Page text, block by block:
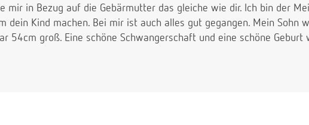
mir in Bezug auf die Gebärmutter das gleiche wie dir. Ich bin der
dein Kind machen. Bei mir ist auch alles gut gegangen. Mein Sohn
54cm groß. Eine schöne Schwangerschaft und eine schöne Geburt